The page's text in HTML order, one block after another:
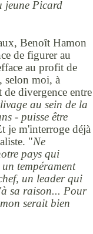
jeune Picard
Benoît Hamon
de figurer au
au profit de
selon moi, à
divergence entre
au sein de la
- puisse être
je m'interroge déjà
"Ne
pays qui
tempérament
un leader qui
sa raison... Pour
serait bien